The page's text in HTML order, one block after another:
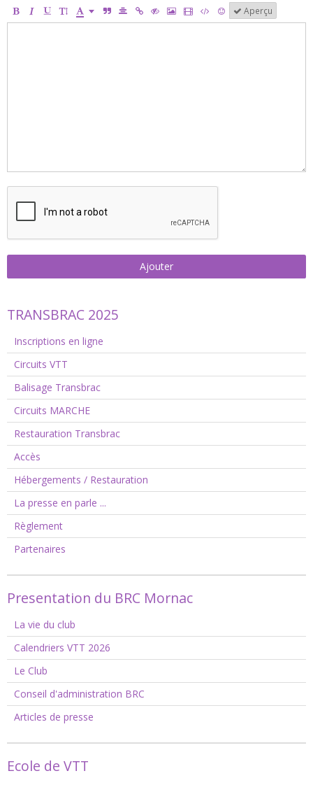
Aperçu
Ajouter
TRANSBRAC 2025
Inscriptions en ligne
Circuits VTT
Balisage Transbrac
Circuits MARCHE
Restauration Transbrac
Accès
Hébergements / Restauration
La presse en parle ...
Règlement
Partenaires
Presentation du BRC Mornac
La vie du club
Calendriers VTT 2026
Le Club
Conseil d'administration BRC
Articles de presse
Ecole de VTT